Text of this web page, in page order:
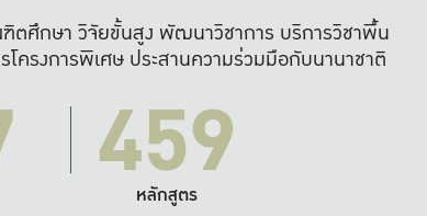
ตศึกษา วิจัยขั้นสูง พัฒนาวิชาการ บริการวิชาพื้น
โครงการพิเศษ ประสานความร่วมมือกับนานาชาติ
459
หลักสูตร